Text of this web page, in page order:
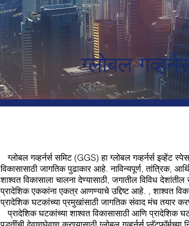
ग्लोबल
ग्लोबल गव्हर्नर्स समिट (GGS) हा ग्लोबल गव्हर्नर्स इव्हेंट
विकासासाठी जागतिक पुढाकार आहे. नाविन्यपूर्ण, तांत्रिक,
शाश्वत विकासाला चालना देण्यासाठी, जगातील विविध
प्रादेशिक एककांना एकत्र आणण्याचे उद्दिष्ट आहे. , शाश्वत
प्रादेशिक घटकांच्या प्रमुखांसाठी जागतिक संवाद मंच तयार
प्रादेशिक घटकांच्या शाश्वत विकासासाठी आणि प्रादेशिक